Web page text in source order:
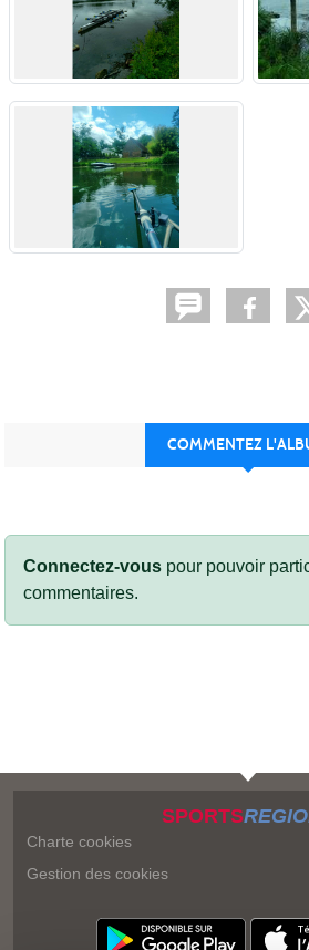
COMMENTEZ
Connectez-vous pour pouvoir
commentaires.
SPORTS
Charte cookies
Gestion des cookies